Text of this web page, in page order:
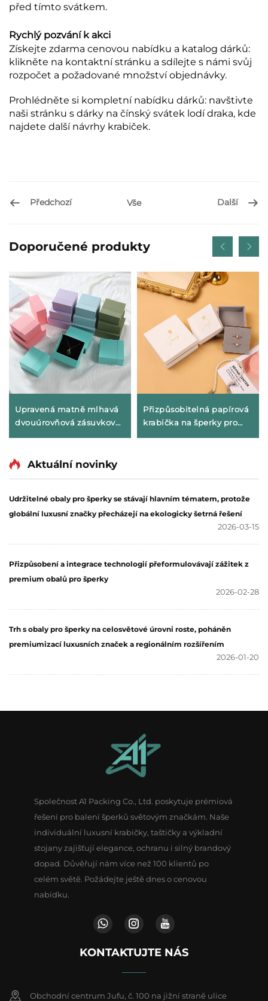
před tímto svátkem.
Rychlý pozvání k akci
Získejte zdarma cenovou nabídku a katalog dárků:
klikněte na kontaktní stránku a sdílejte s námi svůj
rozpočet a požadované množství objednávky.
Prohlédněte si kompletní nabídku dárků: navštivte
naši stránku s dárky na čínský svátek lodí draka, kde
najdete další návrhy krabiček.
Předchozí Vše Další
Doporučené produkty
Upravená matně mlhavá
dvouúrovňová zásuvková
z lepenky pro exkluzivní
krabička.
Přizpůsobitelná papírová
krabička na šperky pro
prohlubňovým potiskem
loga
Aktuální novinky
Udržitelné obaly pro šperky se stávají hlavním tématem, protože
globální luxusní značky přecházejí na ekologicky šetrná řešení
2026-03-15
Přizpůsobení a integrace technologií přeformulovávají zážitek z
premium obalů pro šperky
2026-02-28
Trh s obaly pro šperky na celosvětové úrovni roste, poháněn
premiumizací luxusních značek a regionálním rozšířením
2026-01-20
Společnost A1 Packing Co., Ltd. poskytuje prémiová
řešení pro balení šperků světovým značkám. Naše
individuální luxusní krabičky, taštičky a výkladní
stojany zajišťují elegance, ochranu i silný brandový
dopad. Důvěřují nám více než 100 klientů po
celém světě. Požádejte ještě dnes o cenovou
nabídku.
KONTAKTUJTE NÁS
Obchodní centrum Jufu, č. 100 na jižní straně ulice